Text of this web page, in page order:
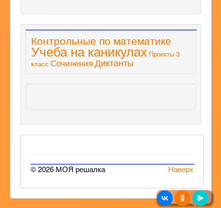
Контрольные по математике
Учеба на каникулах Проекты 3
класс Сочинения Диктанты
Наверх
© 2026 МОЯ решалка